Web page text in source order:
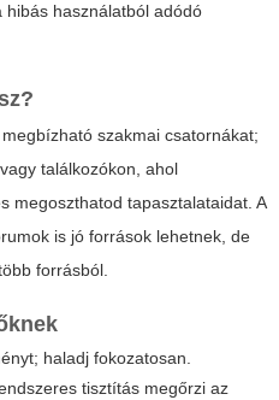
hibás használatból adódó
szakmai csatornákat;
találkozókon, ahol
megoszthatod tapasztalataidat. A
is jó források lehetnek, de
forrásból.
haladj fokozatosan.
tisztítás megőrzi az